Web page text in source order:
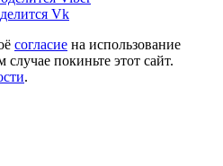
согласие на использование
покиньте этот сайт.
.